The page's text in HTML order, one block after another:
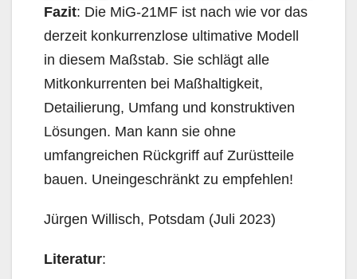
Fazit: Die MiG-21MF ist nach wie vor das
derzeit konkurrenzlose ultimative Modell
in diesem Maßstab. Sie schlägt alle
Mitkonkurrenten bei Maßhaltigkeit,
Detailierung, Umfang und konstruktiven
Lösungen. Man kann sie ohne
umfangreichen Rückgriff auf Zurüstteile
bauen. Uneingeschränkt zu empfehlen!
Jürgen Willisch, Potsdam (Juli 2023)
Literatur: